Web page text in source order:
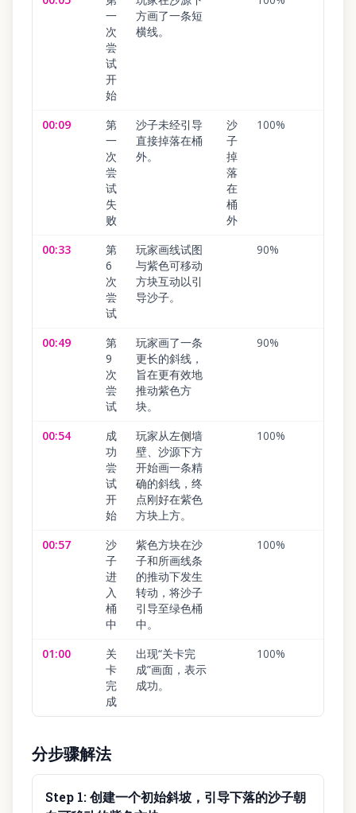
一
次
尝
试
开
始
方画了一条短
横线。
00:09
第
一
次
尝
试
失
败
沙子未经引导
直接掉落在桶
外。
沙
子
掉
落
在
桶
外
100%
00:33
第
6
次
尝
试
玩家画线试图
与紫色可移动
方块互动以引
导沙子。
90%
00:49
第
9
次
尝
试
玩家画了一条
更长的斜线，
旨在更有效地
推动紫色方
块。
90%
00:54
成
功
尝
试
开
始
玩家从左侧墙
壁、沙源下方
开始画一条精
确的斜线，终
点刚好在紫色
方块上方。
100%
00:57
沙
子
进
入
桶
中
紫色方块在沙
子和所画线条
的推动下发生
转动，将沙子
引导至绿色桶
中。
100%
01:00
关
卡
完
成
出现“关卡完
成”画面，表示
成功。
100%
分步骤解法
Step 1:创建一个初始斜坡，引导下落的沙子朝